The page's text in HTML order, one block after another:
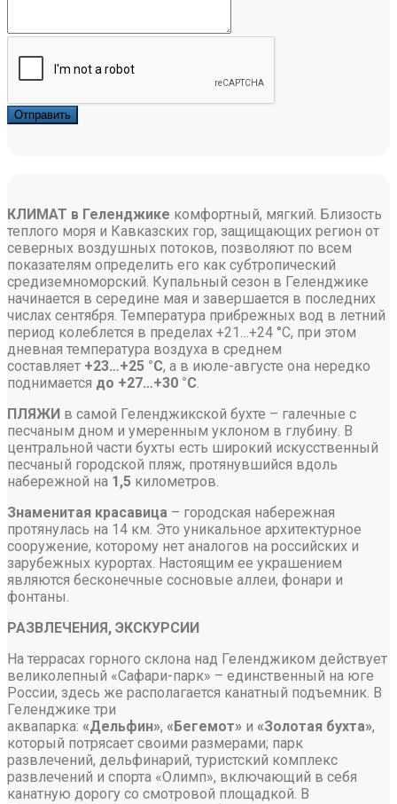
Отправить
КЛИМАТ в Геленджике комфортный, мягкий. Близость
теплого моря и Кавказских гор, защищающих регион от
северных воздушных потоков, позволяют по всем
показателям определить его как субтропический
средиземноморский. Купальный сезон в Геленджике
начинается в середине мая и завершается в последних
числах сентября. Температура прибрежных вод в летний
период колеблется в пределах +21…+24 °С, при этом
дневная температура воздуха в среднем
составляет +23…+25 °С, а в июле-августе она нередко
поднимается до +27…+30 °С.
ПЛЯЖИ в самой Геленджикской бухте – галечные с
песчаным дном и умеренным уклоном в глубину. В
центральной части бухты есть широкий искусственный
песчаный городской пляж, протянувшийся вдоль
набережной на 1,5 километров.
Знаменитая красавица – городская набережная
протянулась на 14 км. Это уникальное архитектурное
сооружение, которому нет аналогов на российских и
зарубежных курортах. Настоящим ее украшением
являются бесконечные сосновые аллеи, фонари и
фонтаны.
РАЗВЛЕЧЕНИЯ, ЭКСКУРСИИ
На террасах горного склона над Геленджиком действует
великолепный «Сафари-парк» – единственный на юге
России, здесь же располагается канатный подъемник. В
Геленджике три
аквапарка: «Дельфин», «Бегемот» и «Золотая бухта»,
который потрясает своими размерами; парк
развлечений, дельфинарий, туристский комплекс
развлечений и спорта «Олимп», включающий в себя
канатную дорогу со смотровой площадкой. В